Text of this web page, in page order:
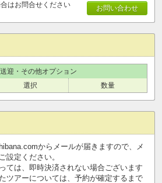
お問い合わせ
はお問合せください
迎・その他オプション
選択 数量
からメールが届きますので、メ
設定ください。
ては、即時決済されない場合ございます
ツアーについては、予約が確定するまで